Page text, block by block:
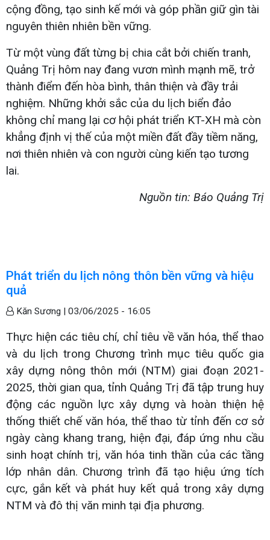
cộng đồng, tạo sinh kế mới và góp phần giữ gìn tài
nguyên thiên nhiên bền vững.
Từ một vùng đất từng bị chia cắt bởi chiến tranh,
Quảng Trị hôm nay đang vươn mình mạnh mẽ, trở
thành điểm đến hòa bình, thân thiện và đầy trải
nghiệm. Những khởi sắc của du lịch biển đảo
không chỉ mang lại cơ hội phát triển KT-XH mà còn
khẳng định vị thế của một miền đất đầy tiềm năng,
nơi thiên nhiên và con người cùng kiến tạo tương
lai.
Nguồn tin: Báo Quảng Trị
Phát triển du lịch nông thôn bền vững và hiệu
quả
Kăn Sương | 03/06/2025 - 16:05
Thực hiện các tiêu chí, chỉ tiêu về văn hóa, thể thao
và du lịch trong Chương trình mục tiêu quốc gia
xây dựng nông thôn mới (NTM) giai đoạn 2021-
2025, thời gian qua, tỉnh Quảng Trị đã tập trung huy
động các nguồn lực xây dựng và hoàn thiện hệ
thống thiết chế văn hóa, thể thao từ tỉnh đến cơ sở
ngày càng khang trang, hiện đại, đáp ứng nhu cầu
sinh hoạt chính trị, văn hóa tinh thần của các tầng
lớp nhân dân. Chương trình đã tạo hiệu ứng tích
cực, gắn kết và phát huy kết quả trong xây dựng
NTM và đô thị văn minh tại địa phương.